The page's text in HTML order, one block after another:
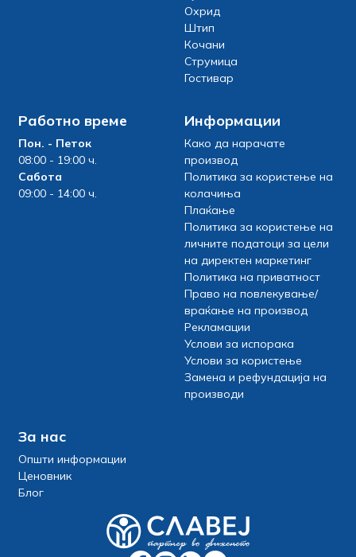
Охрид
Штип
Кочани
Струмица
Гостивар
Работно време
Пон. - Петок
08:00 - 19:00 ч.
Сабота
09:00 - 14:00 ч.
Информации
Како да нарачате
производ
Политика за користење на
колачиња
Плаќање
Политика за користење на
личните податоци за цели
на директен маркетинг
Политика на приватност
Право на повлекување/
враќање на производ
Рекламации
Услови за испорака
Услови за користење
Замена и рефундација на
производи
За нас
Општи информации
Ценовник
Блог